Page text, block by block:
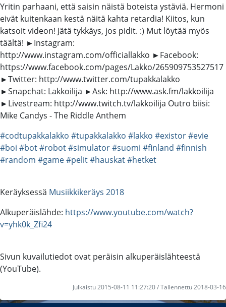
Yritin parhaani, että saisin näistä boteista ystäviä. Hermoni
eivät kuitenkaan kestä näitä kahta retardia! Kiitos, kun
katsoit videon! Jätä tykkäys, jos pidit. :) Mut löytää myös
täältä! ►Instagram:
http://www.instagram.com/officiallakko ►Facebook:
https://www.facebook.com/pages/Lakko/265909753527517
►Twitter: http://www.twitter.com/tupakkalakko
►Snapchat: Lakkoilija ►Ask: http://www.ask.fm/lakkoilija
►Livestream: http://www.twitch.tv/lakkoilija Outro biisi:
Mike Candys - The Riddle Anthem
#codtupakkalakko #tupakkalakko #lakko #existor#evie
#boi #bot#robot#simulator#suomi #finland #finnish
#random #game#pelit#hauskat#hetket
Keräyksessä Musiikkikeräys 2018
Alkuperäislähde: https://www.youtube.com/watch?
v=yhk0k_Zfi24
Sivun kuvailutiedot ovat peräisin alkuperäislähteestä
(YouTube).
Julkaistu 2015-08-11 11:27:20 / Tallennettu 2018-03-16